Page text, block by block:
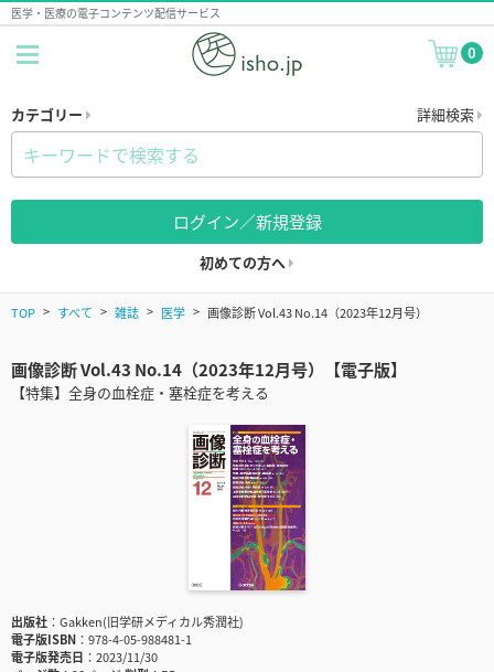
医学・医療の電子コンテンツ配信サービス
0
カテゴリー 詳細検索
ログイン／新規登録
初めての方へ
TOP すべて 雑誌 医学 画像診断 Vol.43 No.14（2023年12月号）
画像診断 Vol.43 No.14（2023年12月号）【電子版】
【特集】全身の血栓症・塞栓症を考える
出版社
Gakken(旧学研メディカル秀潤社)
電子版ISBN
978-4-05-988481-1
電子版発売日
2023/11/30